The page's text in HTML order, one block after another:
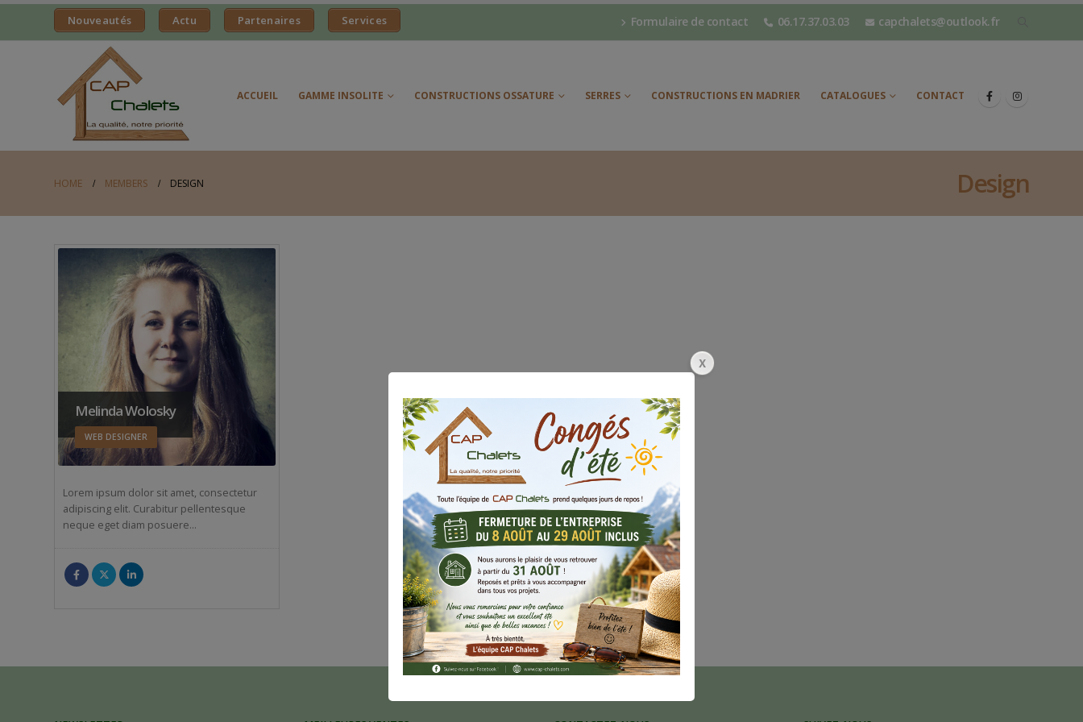
Nouveautés Actu Partenaires Services Formulaire de contact 06.17.37.03.03 capchalets@outlook.fr
ACCUEIL GAMME INSOLITE CONSTRUCTIONS OSSATURE SERRES CONSTRUCTIONS EN MADRIER CATALOGUES CONTACT
HOME MEMBERS DESIGN Design
Melinda Wolosky
WEB DESIGNER
Lorem ipsum dolor sit amet, consectetur
adipiscing elit. Curabitur pellentesque
neque eget diam posuere…